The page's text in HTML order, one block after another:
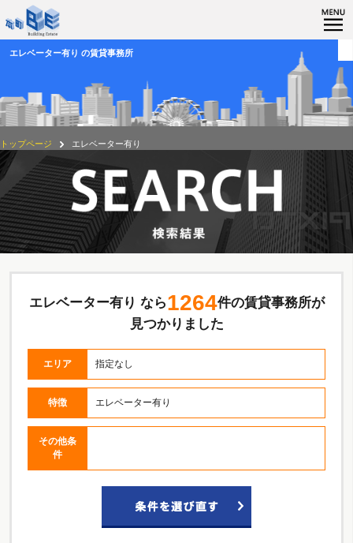
エレベーター有り の賃貸事務所
トップページ エレベーター有り
エレベーター有り なら1264件の賃貸事務所が
見つかりました
エリア 指定なし
特徴 エレベーター有り
その他条
件